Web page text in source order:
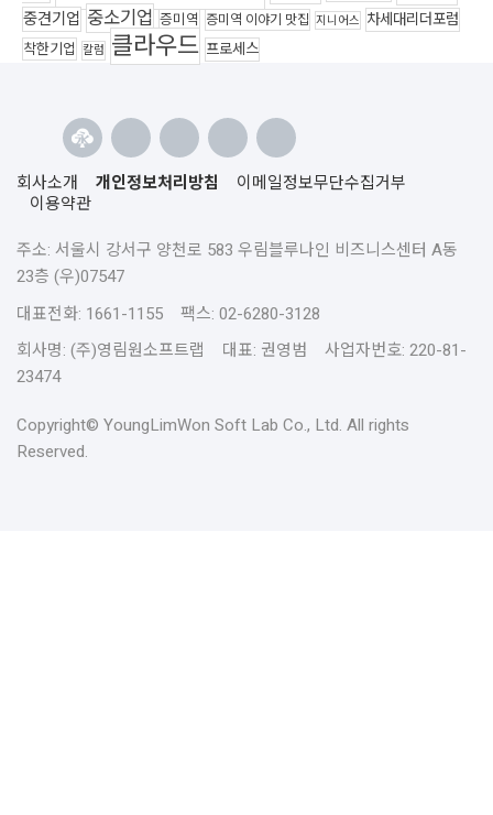
중견기업 중소기업 증미역 증미역 이야기 맛집 지니어스 차세대리더포럼
착한기업 칼럼 클라우드 프로세스
회사소개 개인정보처리방침
이메일정보무단수집거부
이용약관
주소: 서울시 강서구 양천로 583 우림블루나인 비즈니스센터 A동
23층 (우)07547
대표전화: 1661-1155 팩스: 02-6280-3128
회사명: (주)영림원소프트랩 대표: 권영범 사업자번호: 220-81-
23474
Copyright© YoungLimWon Soft Lab Co., Ltd. All rights
Reserved.